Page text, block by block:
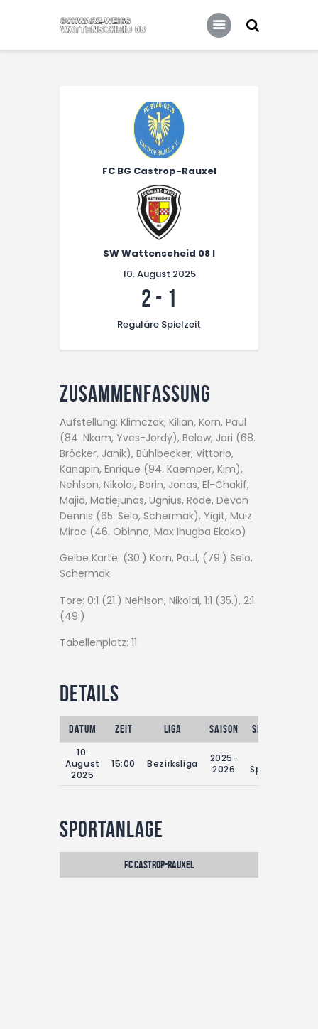
Home
Leitbild
Unsere Partner
Datenschutz / Impressum
FC BG Castrop-Rauxel
SW Wattenscheid 08 I
10. August 2025
2 - 1
Reguläre Spielzeit
Zusammenfassung
Aufstellung: Klimczak, Kilian, Korn, Paul
(84. Nkam, Yves-Jordy), Below, Jari (68.
Bröcker, Janik), Bühlbecker, Vittorio,
Kanapin, Enrique (94. Kaemper, Kim),
Nehlson, Nikolai, Borin, Jonas, El-Chakif,
Majid, Motiejunas, Ugnius, Rode, Devon
Dennis (65. Selo, Schermak), Yigit, Muiz
Mirac (46. Obinna, Max Ihugba Ekoko)
Gelbe Karte: (30.) Korn, Paul, (79.) Selo,
Schermak
Tore: 0:1 (21.) Nehlson, Nikolai, 1:1 (35.), 2:1
(49.)
Tabellenplatz: 11
Details
Datum Zeit Liga Saison Spieltag
10.
August
2025
15:00 Bezirksliga
2025-
2026
Spieltag
Sportanlage
FC Castrop-Rauxel